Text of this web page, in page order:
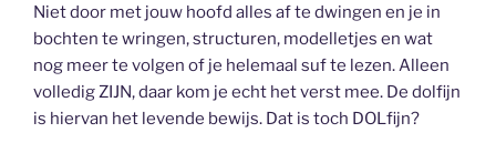
Niet door met jouw hoofd alles af te dwingen en je in
bochten te wringen, structuren, modelletjes en wat
nog meer te volgen of je helemaal suf te lezen. Alleen
volledig ZIJN, daar kom je echt het verst mee. De dolfijn
is hiervan het levende bewijs. Dat is toch DOLfijn?